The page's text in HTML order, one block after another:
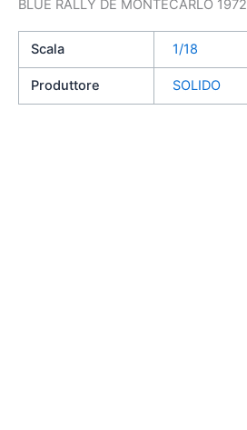
BLUE RALLY DE MONTECARLO 1972
Scala 1/18
Produttore SOLIDO